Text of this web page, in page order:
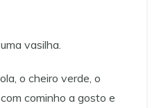
vasilha.
o cheiro verde, o
cominho a gosto e